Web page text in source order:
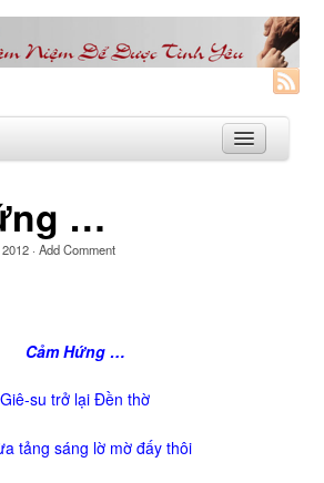
Thao
…
· Add Comment
Cảm Hứng …
Giê-su trở lại Đền thờ
tảng sáng lờ mờ đấy thôi